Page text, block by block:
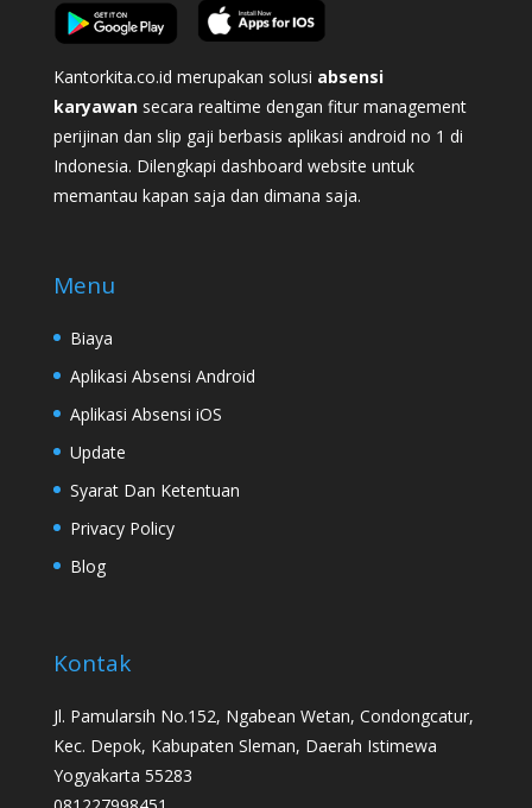
Kantorkita.co.id merupakan solusi absensi
karyawan secara realtime dengan fitur management
perijinan dan slip gaji berbasis aplikasi android no 1 di
Indonesia. Dilengkapi dashboard website untuk
memantau kapan saja dan dimana saja.
Menu
Biaya
Aplikasi Absensi Android
Aplikasi Absensi iOS
Update
Syarat Dan Ketentuan
Privacy Policy
Blog
Kontak
Jl. Pamularsih No.152, Ngabean Wetan, Condongcatur,
Kec. Depok, Kabupaten Sleman, Daerah Istimewa
Yogyakarta 55283